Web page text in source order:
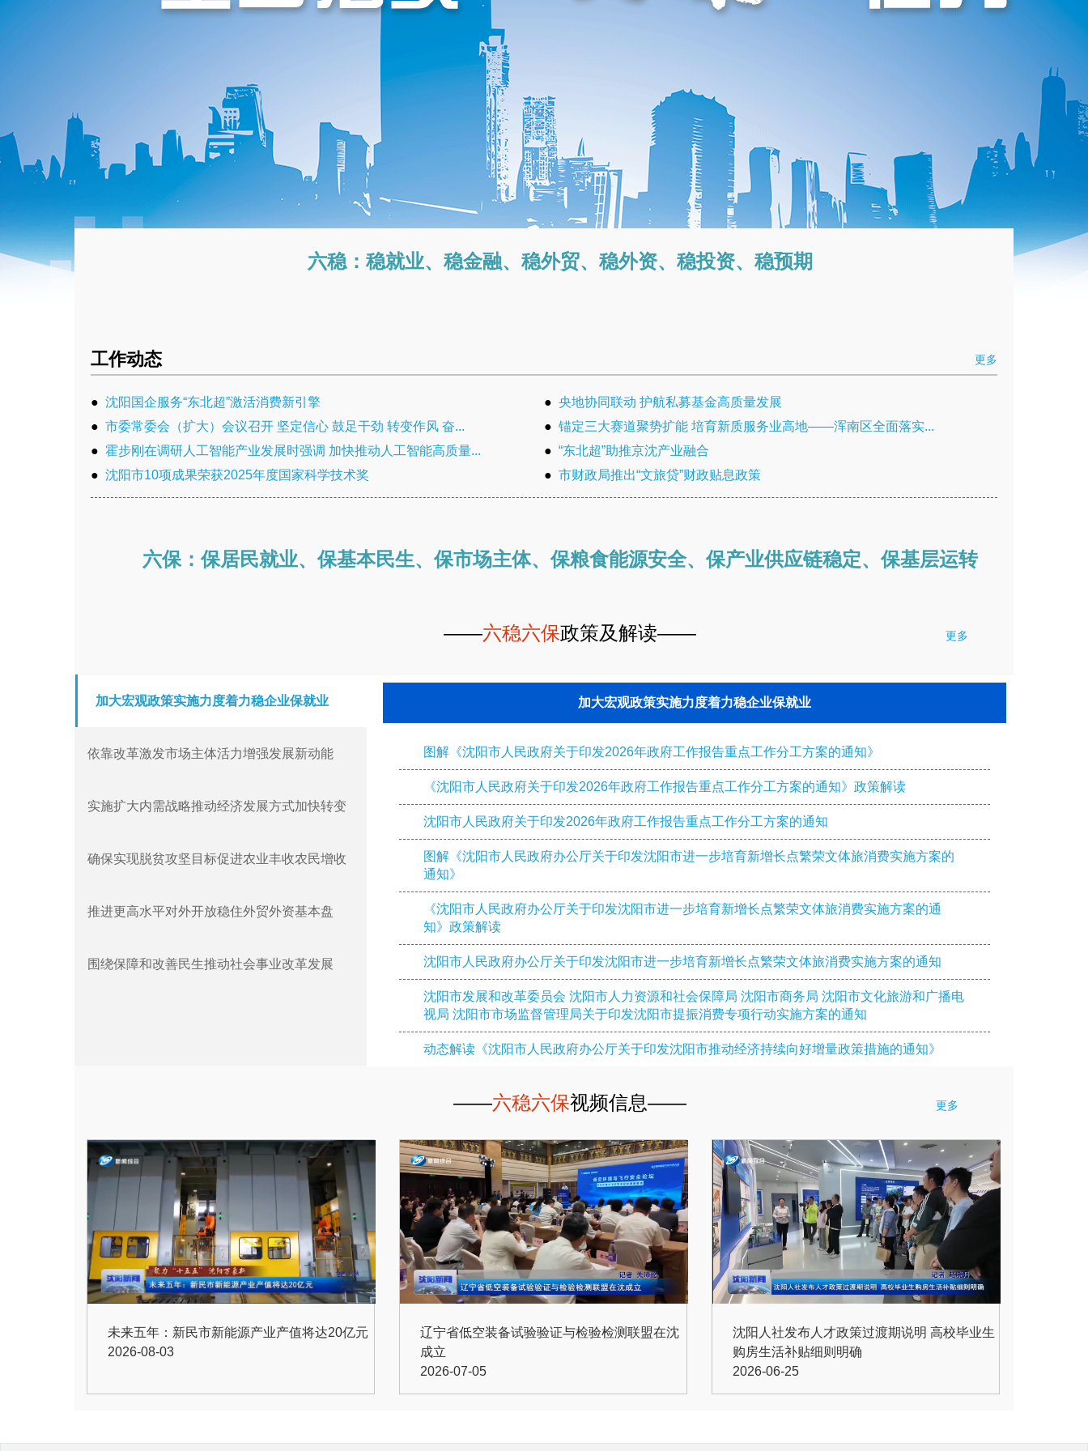
六稳：稳就业、稳金融、稳外贸、稳外资、稳投资、稳预期
工作动态 更多
● 沈阳国企服务“东北超”激活消费新引擎 ● 央地协同联动 护航私募基金高质量发展
● 市委常委会（扩大）会议召开 坚定信心 鼓足干劲 转变作风 奋... ● 锚定三大赛道聚势扩能 培育新质服务业高地——浑南区全面落实...
● 霍步刚在调研人工智能产业发展时强调 加快推动人工智能高质量... ● “东北超”助推京沈产业融合
● 沈阳市10项成果荣获2025年度国家科学技术奖 ● 市财政局推出“文旅贷”财政贴息政策
六保：保居民就业、保基本民生、保市场主体、保粮食能源安全、保产业供应链稳定、保基层运转
——六稳六保政策及解读—— 更多
加大宏观政策实施力度着力稳企业保就业
依靠改革激发市场主体活力增强发展新动能
实施扩大内需战略推动经济发展方式加快转变
确保实现脱贫攻坚目标促进农业丰收农民增收
推进更高水平对外开放稳住外贸外资基本盘
围绕保障和改善民生推动社会事业改革发展
加大宏观政策实施力度着力稳企业保就业
图解《沈阳市人民政府关于印发2026年政府工作报告重点工作分工方案的通知》
《沈阳市人民政府关于印发2026年政府工作报告重点工作分工方案的通知》政策解读
沈阳市人民政府关于印发2026年政府工作报告重点工作分工方案的通知
图解《沈阳市人民政府办公厅关于印发沈阳市进一步培育新增长点繁荣文体旅消费实施方案的
通知》
《沈阳市人民政府办公厅关于印发沈阳市进一步培育新增长点繁荣文体旅消费实施方案的通
知》政策解读
​沈阳市人民政府办公厅关于印发沈阳市进一步培育新增长点繁荣文体旅消费实施方案的通知
沈阳市发展和改革委员会 沈阳市人力资源和社会保障局 沈阳市商务局 沈阳市文化旅游和广播电
视局 沈阳市市场监督管理局关于印发沈阳市提振消费专项行动实施方案的通知
动态解读《​沈阳市人民政府办公厅关于印发沈阳市推动经济持续向好增量政策措施的通知》
依靠改革激发市场主体活力增强发展新动能
图解《沈阳市人民政府关于印发2026年政府工作报告重点工作分工方案的通知》
《沈阳市人民政府关于印发2026年政府工作报告重点工作分工方案的通知》政策解读
沈阳市人民政府关于印发2026年政府工作报告重点工作分工方案的通知
图解《沈阳市人民政府办公厅关于印发沈阳市进一步培育新增长点繁荣文体旅消费实施方案的通知》
《沈阳市人民政府办公厅关于印发沈阳市进一步培育新增长点繁荣文体旅消费实施方案的通知》政策
——六稳六保视频信息—— 更多
未来五年：新民市新能源产业产值将达20亿元
2026-08-03
辽宁省低空装备试验验证与检验检测联盟在沈
成立
2026-07-05
沈阳人社发布人才政策过渡期说明 高校毕业生
购房生活补贴细则明确
2026-06-25